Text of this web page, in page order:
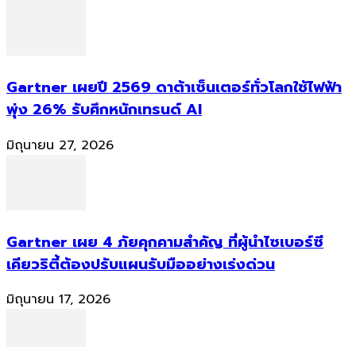
Gartner เผยปี 2569 ดาต้าเซ็นเตอร์ทั่วโลกใช้ไฟฟ้า
พุ่ง 26% รับศึกหนักเทรนด์ AI
มิถุนายน 27, 2026
Gartner เผย 4 ภัยคุกคามสำคัญ ที่ผู้นำไซเบอร์ซี
เคียวริตี้ต้องปรับแผนรับมืออย่างเร่งด่วน
มิถุนายน 17, 2026